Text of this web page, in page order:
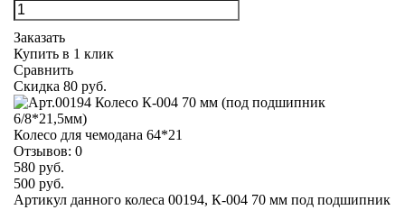
Заказать
Купить в 1 клик
Сравнить
Скидка 80 руб.
Колесо для чемодана 64*21
Отзывов: 0
580 руб.
500 руб.
Артикул данного колеса 00194, К-004 70 мм под подшипник